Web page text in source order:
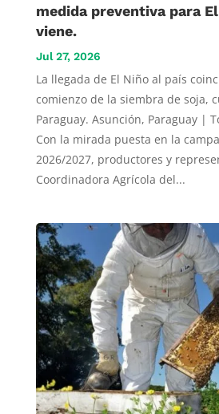
medida preventiva para
viene.
Jul 27, 2026
La llegada de El Niño al país
comienzo de la siembra de soja,
Paraguay. Asunción, Paraguay |
Con la mirada puesta en la
2026/2027, productores y
Coordinadora Agrícola del...